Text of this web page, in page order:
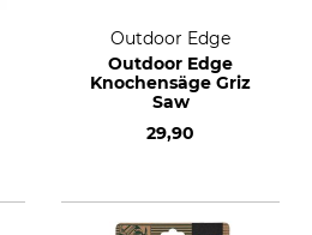
Outdoor Edge
Outdoor Edge
Knochensäge Griz
Saw
29,90